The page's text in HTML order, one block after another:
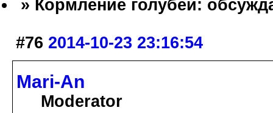
» Кормление голубей:
#76 2014-10-23 23:16:54
Mari-An
Moderator